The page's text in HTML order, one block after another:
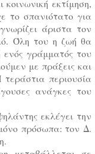
κοινωνική εκτίμηση,
το σπανιότατο για
άριστα τον
Όλη του η ζωή θα
ενός γράμματός του
με πράξεις και
περιουσία
ανάγκες του
εκλέγει την
πρόσωπα: τον Δ.